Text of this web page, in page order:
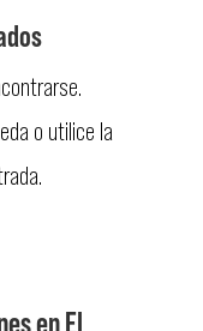
o utilice la
en El